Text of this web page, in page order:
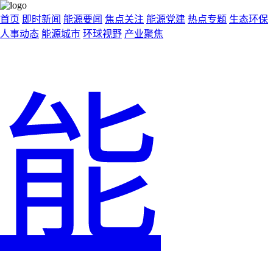
首页 即时新闻 能源要闻 焦点关注 能源党建 热点专题 生态环保
人事动态 能源城市 环球视野 产业聚焦
能